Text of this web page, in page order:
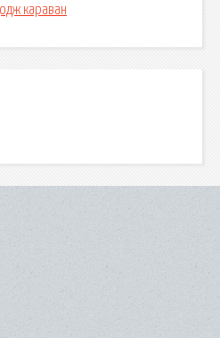
караван